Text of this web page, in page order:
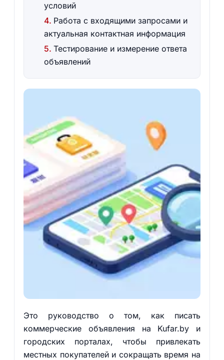
условий
Работа с входящими запросами и
актуальная контактная информация
Тестирование и измерение ответа
объявлений
Это руководство о том, как писать
коммерческие объявления на Kufar.by и
городских порталах, чтобы привлекать
местных покупателей и сокращать время на